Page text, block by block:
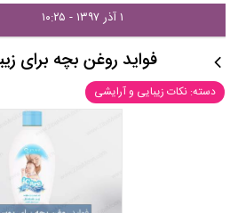
۱ آذر ۱۳۹۷ - ۱۰:۲۵
فواید روغن بچه برای
دسته: نکات زیبایی و آرایشی